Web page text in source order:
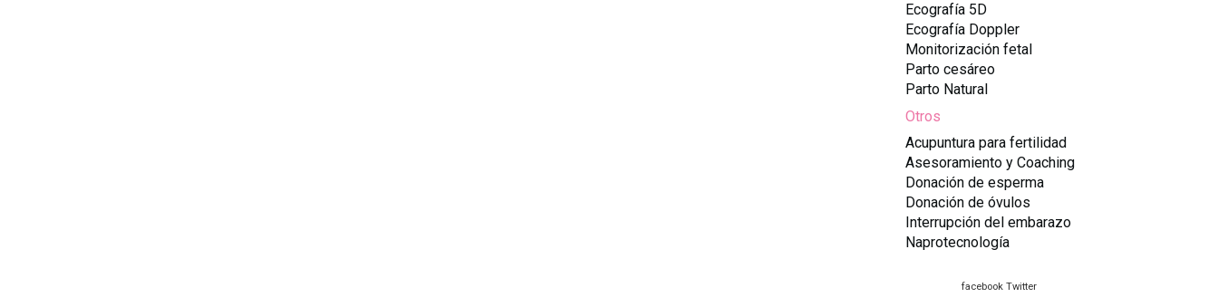
Ecografía 5D
Ecografía Doppler
Monitorización fetal
Parto cesáreo
Parto Natural
Otros
Acupuntura para fertilidad
Asesoramiento y Coaching
Donación de esperma
Donación de óvulos
Interrupción del embarazo
Naprotecnología
facebook Twitter